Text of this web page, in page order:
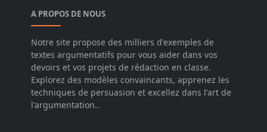
A PROPOS DE NOUS
Notre site propose des milliers d'exemples de
textes argumentatifs pour vous aider dans vos
devoirs et vos projets de rédaction en classe.
Explorez des modèles convaincants, apprenez les
techniques de persuasion et excellez dans l'art de
l'argumentation..